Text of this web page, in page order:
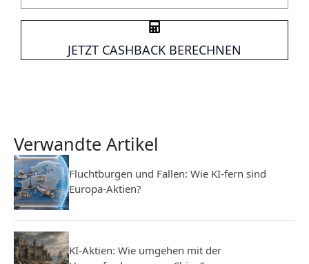
JETZT CASHBACK BERECHNEN
Verwandte Artikel
Fluchtburgen und Fallen: Wie KI-fern sind
Europa-Aktien?
KI-Aktien: Wie umgehen mit der